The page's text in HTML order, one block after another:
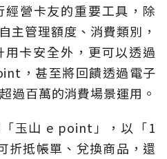
營卡友的重要工具，除
主管理額度、消費類別，
卡安全外，更可以透過
，甚至將回饋透過電子
過百萬的消費場景運用。
玉山 e point」，以「1
折抵帳單、兌換商品，還